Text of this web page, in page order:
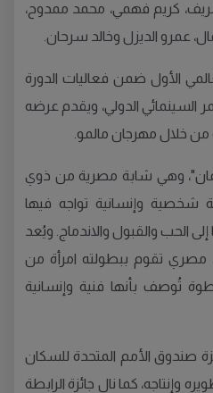
كريم فهمي، محمد ممدوح،
عمرو الديزل وخالد سرحان.
الأول ضمن فعاليات الدورة
السينمائي الدولي، ويقدم عرضه
من خلال مهرجان مالمو.
وهي شابة مصرية من ذوي
شخصية وإنسانية تواجه فيها
الحب والقبول والاندماج. ويُعد
مصري تقوم ببطولته امرأة من
تُوصف بأنها فنية وإنسانية
صندوق الأمم المتحدة للسكان
تطويره وإنتاجه، كما نال جائزة الرابطة